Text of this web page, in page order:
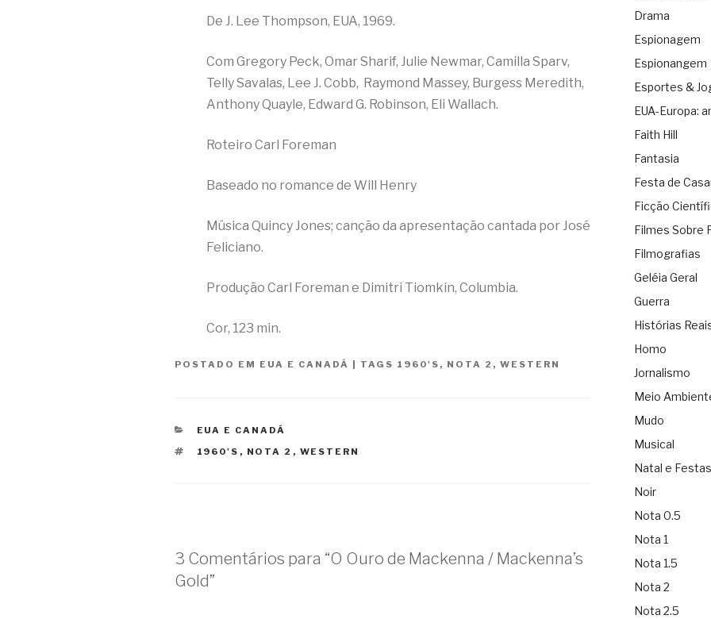
De J. Lee Thompson, EUA, 1969.
Com Gregory Peck, Omar Sharif, Julie Newmar, Camilla Sparv,
Telly Savalas, Lee J. Cobb, Raymond Massey, Burgess Meredith,
Anthony Quayle, Edward G. Robinson, Eli Wallach.
Roteiro Carl Foreman
Baseado no romance de Will Henry
Música Quincy Jones; canção da apresentação cantada por José
Feliciano.
Produção Carl Foreman e Dimitri Tiomkin, Columbia.
Cor, 123 min.
POSTADO EM EUA E CANADÁ | TAGS 1960'S , NOTA 2 , WESTERN
CATEGORIAS
EUA E CANADÁ
TAGS
1960'S , NOTA 2 , WESTERN
3 Comentários para “O Ouro de Mackenna / Mackenna’s
Gold”
Drama
Espionagem
Espionangem
Esportes &
EUA-Europa:
Faith Hill
Fantasia
Festa de
Ficção
Filmes Sobre
Filmografias
Geléia Geral
Guerra
Histórias
Homo
Jornalismo
Meio
Mudo
Musical
Natal e Festas
Noir
Nota 0.5
Nota 1
Nota 1.5
Nota 2
Nota 2.5